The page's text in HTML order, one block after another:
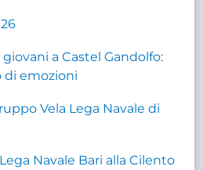
a Castel Gandolfo:
di emozioni
Vela Lega Navale di
Navale Bari alla Cilento